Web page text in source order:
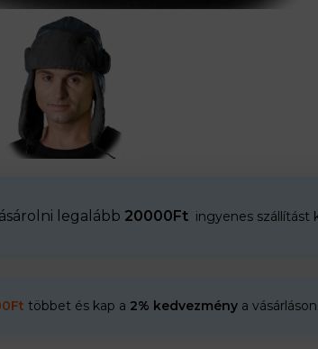
legalább 20000Ft ingyenes szállítást
Ft többet és kap a 2% kedvezmény a vásárláson.